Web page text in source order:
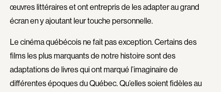
Western
1920
1930
1940
1950
1960
1970
œuvres littéraires et ont entrepris de les adapter au grand
écran en y ajoutant leur touche personnelle.
Le cinéma québécois ne fait pas exception. Certains des
films les plus marquants de notre histoire sont des
adaptations de livres qui ont marqué l’imaginaire de
différentes époques du Québec. Qu’elles soient fidèles au